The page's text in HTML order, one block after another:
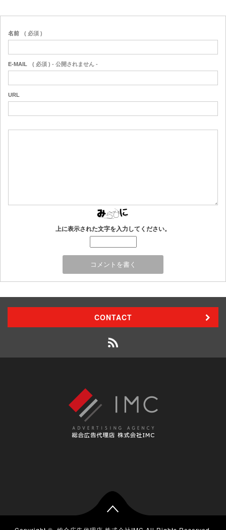
名前 ( 必須 )
E-MAIL ( 必須 ) - 公開されません -
URL
上に表示された文字を入力してください。
CONTACT